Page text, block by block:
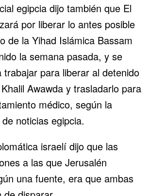
egipcia dijo también que El
por liberar lo antes posible
de la Yihad Islámica Bassam
la semana pasada, y se
para liberar al detenido
Awawda y trasladarlo para
médico, según la
noticias egipcia.
israelí dijo que las
a las que Jerusalén
una fuente, era que ambas